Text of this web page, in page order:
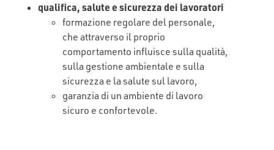
qualifica, salute e sicurezza dei lavoratori
formazione regolare del personale,
che attraverso il proprio
comportamento influisce sulla qualità,
sulla gestione ambientale e sulla
sicurezza e la salute sul lavoro,
garanzia di un ambiente di lavoro
sicuro e confortevole.